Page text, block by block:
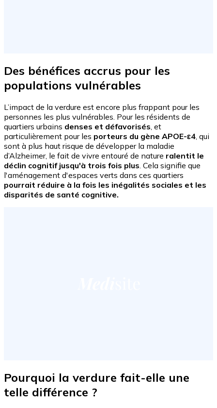
Des bénéfices accrus pour les
populations vulnérables
L’impact de la verdure est encore plus frappant pour les
personnes les plus vulnérables. Pour les résidents de
quartiers urbains denses et défavorisés , et
particulièrement pour les porteurs du gène APOE-ɛ4 , qui
sont à plus haut risque de développer la maladie
d’Alzheimer, le fait de vivre entouré de nature ralentit le
déclin cognitif jusqu'à trois fois plus . Cela signifie que
l'aménagement d'espaces verts dans ces quartiers
pourrait réduire à la fois les inégalités sociales et les
disparités de santé cognitive.
Pourquoi la verdure fait-elle une
telle différence ?